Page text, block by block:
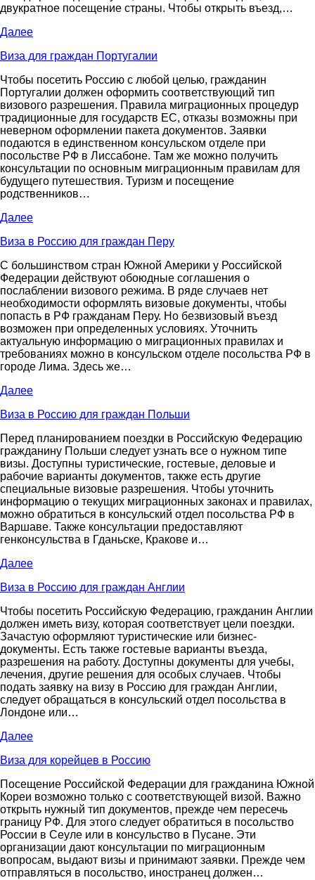
двукратное посещение страны. Чтобы открыть въезд,…
Далее
Виза для граждан Португалии
Чтобы посетить Россию с любой целью, гражданин
Португалии должен оформить соответствующий тип
визового разрешения. Правила миграционных процедур
традиционные для государств ЕС, отказы возможны при
неверном оформлении пакета документов. Заявки
подаются в единственном консульском отделе при
посольстве РФ в Лиссабоне. Там же можно получить
консультации по основным миграционным правилам для
будущего путешествия. Туризм и посещение
родственников…
Далее
Виза в Россию для граждан Перу
С большинством стран Южной Америки у Российской
Федерации действуют обоюдные соглашения о
послаблении визового режима. В ряде случаев нет
необходимости оформлять визовые документы, чтобы
попасть в РФ гражданам Перу. Но безвизовый въезд
возможен при определенных условиях. Уточнить
актуальную информацию о миграционных правилах и
требованиях можно в консульском отделе посольства РФ в
городе Лима. Здесь же…
Далее
Виза в Россию для граждан Польши
Перед планированием поездки в Российскую Федерацию
гражданину Польши следует узнать все о нужном типе
визы. Доступны туристические, гостевые, деловые и
рабочие варианты документов, также есть другие
специальные визовые разрешения. Чтобы уточнить
информацию о текущих миграционных законах и правилах,
можно обратиться в консульский отдел посольства РФ в
Варшаве. Также консультации предоставляют
генконсульства в Гданьске, Кракове и…
Далее
Виза в Россию для граждан Англии
Чтобы посетить Российскую Федерацию, гражданин Англии
должен иметь визу, которая соответствует цели поездки.
Зачастую оформляют туристические или бизнес-
документы. Есть также гостевые варианты въезда,
разрешения на работу. Доступны документы для учебы,
лечения, другие решения для особых случаев. Чтобы
подать заявку на визу в Россию для граждан Англии,
следует обращаться в консульский отдел посольства в
Лондоне или…
Далее
Виза для корейцев в Россию
Посещение Российской Федерации для гражданина Южной
Кореи возможно только с соответствующей визой. Важно
открыть нужный тип документов, прежде чем пересечь
границу РФ. Для этого следует обратиться в посольство
России в Сеуле или в консульство в Пусане. Эти
организации дают консультации по миграционным
вопросам, выдают визы и принимают заявки. Прежде чем
отправляться в посольство, иностранец должен…